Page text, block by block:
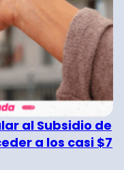
al Subsidio de
a los casi $7